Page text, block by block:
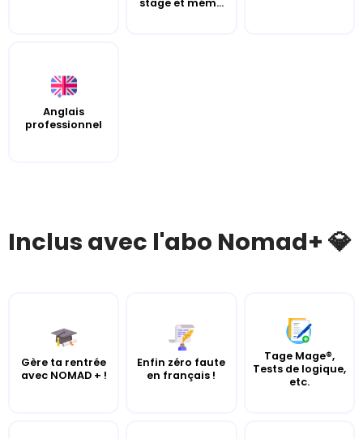
Anglais
professionnel
Inclus avec l'abo Nomad+ 💎
Gère ta rentrée
avec NOMAD + !
Enfin zéro faute
en français !
Tage Mage®,
Tests de logique,
etc.